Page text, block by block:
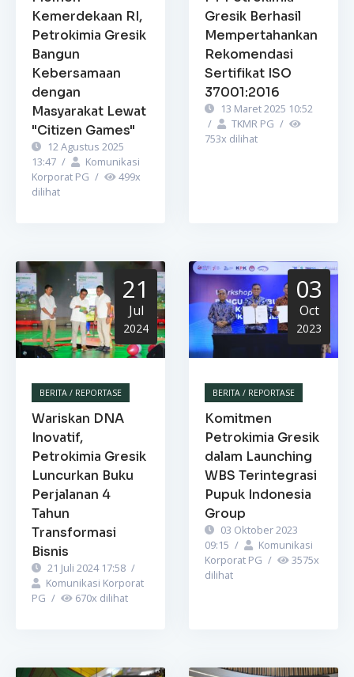
Kemerdekaan RI,
Petrokimia Gresik
Bangun
Kebersamaan
dengan
Masyarakat Lewat
"Citizen Games"
12 Agustus 2025
13:47 /
Komunikasi
Korporat PG / 499x
dilihat
Gresik Berhasil
Mempertahankan
Rekomendasi
Sertifikat ISO
37001:2016
13 Maret 2025 10:52
/
TKMR PG /
753x dilihat
21
Jul
2024
BERITA / REPORTASE
Wariskan DNA
Inovatif,
Petrokimia Gresik
Luncurkan Buku
Perjalanan 4
Tahun
Transformasi
Bisnis
21 Juli 2024 17:58 /
Komunikasi Korporat
PG / 670x dilihat
03
Oct
2023
BERITA / REPORTASE
Komitmen
Petrokimia Gresik
dalam Launching
WBS Terintegrasi
Pupuk Indonesia
Group
03 Oktober 2023
09:15 /
Komunikasi
Korporat PG / 3575x
dilihat